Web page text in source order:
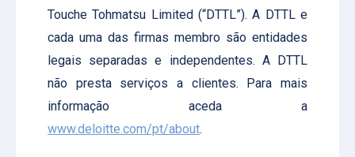
Touche Tohmatsu Limited (“DTTL”). A DTTL e
cada uma das firmas membro são entidades
legais separadas e independentes. A DTTL
não presta serviços a clientes. Para mais
informação aceda a
www.deloitte.com/pt/about.